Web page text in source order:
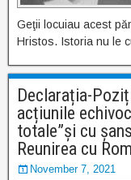
Geţii locuiau acest
Hristos. Istoria nu le
Declarația-
acțiunile
totale”și cu
Reunirea cu
November 7, 2021